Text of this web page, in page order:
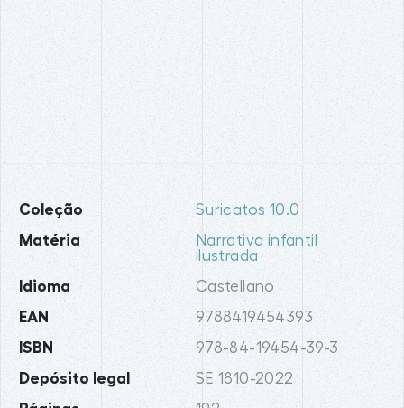
Coleção Suricatos 10.0
Matéria
Narrativa infantil
ilustrada
Idioma Castellano
EAN 9788419454393
ISBN 978-84-19454-39-3
Depósito legal SE 1810-2022